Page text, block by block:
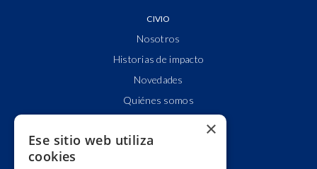
CIVIO
Nosotros
Historias de impacto
Novedades
Quiénes somos
Alianzas y redes
×
Ese sitio web utiliza
cookies